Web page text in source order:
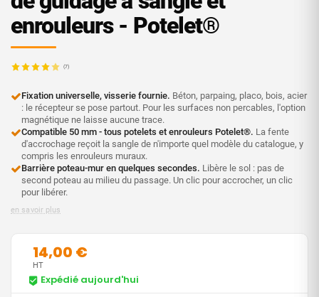
enrouleurs - Potelet®
(7)
Fixation universelle, visserie fournie. Béton, parpaing, placo, bois, acier
: le récepteur se pose partout. Pour les surfaces non percables, l'option
magnétique ne laisse aucune trace.
Compatible 50 mm - tous potelets et enrouleurs Potelet®. La fente
d'accrochage reçoit la sangle de n'importe quel modèle du catalogue, y
compris les enrouleurs muraux.
Barrière poteau-mur en quelques secondes. Libère le sol : pas de
second poteau au milieu du passage. Un clic pour accrocher, un clic
pour libérer.
en savoir plus
14,00 €
Expédié aujourd'hui
HT